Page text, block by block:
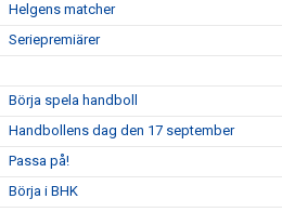
Helgens matcher
Seriepremiärer
Börja spela handboll
Handbollens dag den 17 september
Passa på!
Börja i BHK